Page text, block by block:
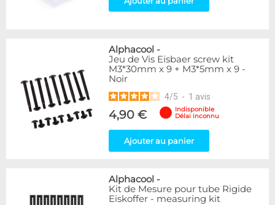
Alphacool -
Jeu de Vis Eisbaer screw kit
M3*30mm x 9 + M3*5mm x 9 -
Noir
4/5 - 1 avis
4,90 €
Indisponible
Délai inconnu
Ajouter au panier
Alphacool -
Kit de Mesure pour tube Rigide
Eiskoffer - measuring kit